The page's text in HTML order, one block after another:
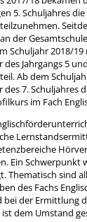
5. Schuljahres
der
Schuljahr 2018/
Jahrgangs 5
Ab dem
7. Schuljahres
im Fach
Ein Schwerpunkt
Thematisch sind
des Fachs
bei der Ermittlung
dem Umstand